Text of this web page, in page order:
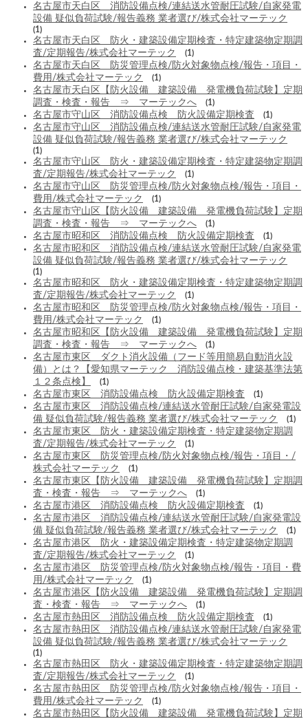
名古屋市天白区 消防設備点検/連結送水管耐圧試験/自家発電
設備 疑似負荷試験/報告義務 業者選び/株式会社マーテック
(1)
名古屋市天白区 防火・建築設備定期検査・特定建築物定期調
査/定期報告/株式会社マーテック
(1)
名古屋市天白区 防災管理点検/防火対象物点検/報告・項目・
費用/株式会社マーテック
(1)
名古屋市天白区【防火設備 建築設備 発電機負荷試験】定期
調査・検査・報告 ⇒ マーテックへ
(1)
名古屋市守山区 消防設備点検 防火設備定期検査 (1)
名古屋市守山区 消防設備点検/連結送水管耐圧試験/自家発電
設備 疑似負荷試験/報告義務 業者選び/株式会社マーテック
(1)
名古屋市守山区 防火・建築設備定期検査・特定建築物定期調
査/定期報告/株式会社マーテック
(1)
名古屋市守山区 防災管理点検/防火対象物点検/報告・項目・
費用/株式会社マーテック
(1)
名古屋市守山区【防火設備 建築設備 発電機負荷試験】定期
調査・検査・報告 ⇒ マーテックへ
(1)
名古屋市昭和区 消防設備点検 防火設備定期検査 (1)
名古屋市昭和区 消防設備点検/連結送水管耐圧試験/自家発電
設備 疑似負荷試験/報告義務 業者選び/株式会社マーテック
(1)
名古屋市昭和区 防火・建築設備定期検査・特定建築物定期調
査/定期報告/株式会社マーテック
(1)
名古屋市昭和区 防災管理点検/防火対象物点検/報告・項目・
費用/株式会社マーテック
(1)
名古屋市昭和区【防火設備 建築設備 発電機負荷試験】定期
調査・検査・報告 ⇒ マーテックへ
(1)
名古屋市東区 ダクト消火設備（フード等用簡易自動消火設
備）とは？【愛知県マーテック 消防設備点検・建築基準法第
１２条点検】
(1)
名古屋市東区 消防設備点検 防火設備定期検査 (1)
名古屋市東区 消防設備点検/連結送水管耐圧試験/自家発電設
備 疑似負荷試験/報告義務 業者選び/株式会社マーテック
(1)
名古屋市東区 防火・建築設備定期検査・特定建築物定期調
査/定期報告/株式会社マーテック
(1)
名古屋市東区 防災管理点検/防火対象物点検/報告・項目・/
株式会社マーテック
(1)
名古屋市東区【防火設備 建築設備 発電機負荷試験】定期調
査・検査・報告 ⇒ マーテックへ
(1)
名古屋市港区 消防設備点検 防火設備定期検査 (1)
名古屋市港区 消防設備点検/連結送水管耐圧試験/自家発電設
備 疑似負荷試験/報告義務 業者選び/株式会社マーテック
(1)
名古屋市港区 防火・建築設備定期検査・特定建築物定期調
査/定期報告/株式会社マーテック
(1)
名古屋市港区 防災管理点検/防火対象物点検/報告・項目・費
用/株式会社マーテック
(1)
名古屋市港区【防火設備 建築設備 発電機負荷試験】定期調
査・検査・報告 ⇒ マーテックへ
(1)
名古屋市熱田区 消防設備点検 防火設備定期検査 (1)
名古屋市熱田区 消防設備点検/連結送水管耐圧試験/自家発電
設備 疑似負荷試験/報告義務 業者選び/株式会社マーテック
(1)
名古屋市熱田区 防火・建築設備定期検査・特定建築物定期調
査/定期報告/株式会社マーテック
(1)
名古屋市熱田区 防災管理点検/防火対象物点検/報告・項目・
費用/株式会社マーテック
(1)
名古屋市熱田区【防火設備 建築設備 発電機負荷試験】定期